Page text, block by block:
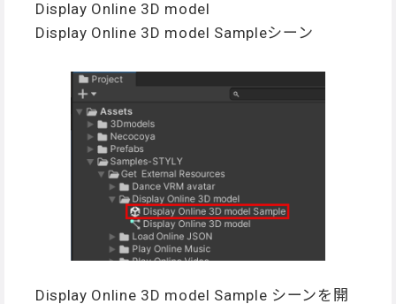
Display Online 3D model
Display Online 3D model Sampleシーン
Display Online 3D model Sample シーンを開